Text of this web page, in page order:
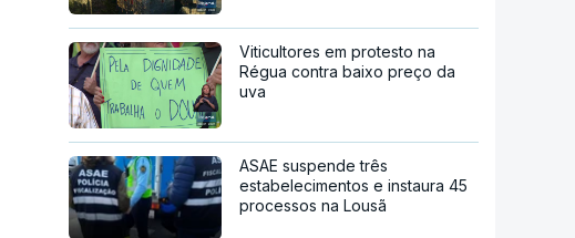
Viticultores em protesto na
Régua contra baixo preço da
uva
ASAE suspende três
estabelecimentos e instaura 45
processos na Lousã